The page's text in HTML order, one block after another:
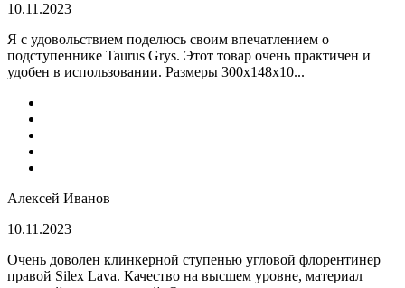
10.11.2023
Я с удовольствием поделюсь своим впечатлением о
подступеннике Taurus Grys. Этот товар очень практичен и
удобен в использовании. Размеры 300х148х10...
Алексей Иванов
10.11.2023
Очень доволен клинкерной ступенью угловой флорентинер
правой Silex Lava. Качество на высшем уровне, материал